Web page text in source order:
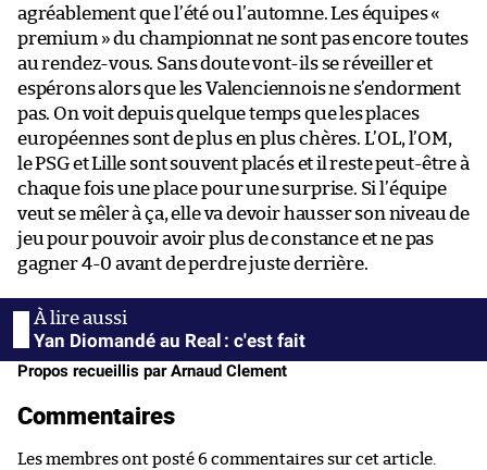
agréablement que l’été ou l’automne. Les équipes «
premium » du championnat ne sont pas encore toutes
au rendez-vous. Sans doute vont-ils se réveiller et
espérons alors que les Valenciennois ne s’endorment
pas. On voit depuis quelque temps que les places
européennes sont de plus en plus chères. L’OL, l’OM,
le PSG et Lille sont souvent placés et il reste peut-être à
chaque fois une place pour une surprise. Si l’équipe
veut se mêler à ça, elle va devoir hausser son niveau de
jeu pour pouvoir avoir plus de constance et ne pas
gagner 4-0 avant de perdre juste derrière.
Yan Diomandé au Real : c'est fait
Propos recueillis par Arnaud Clement
Commentaires
Les membres ont posté 6 commentaires sur cet article.